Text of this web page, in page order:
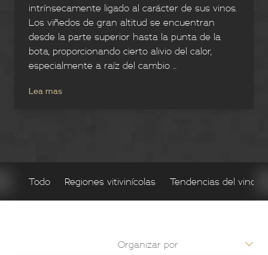
intrínsecamente ligado al carácter de sus vinos.
Los viñedos de gran altitud se encuentran
desde la parte superior hasta la punta de la
bota, proporcionando cierto alivio del calor,
especialmente a raíz del cambio ...
Lea mas
Todo Regiones vitivinícolas Tendencias del vino